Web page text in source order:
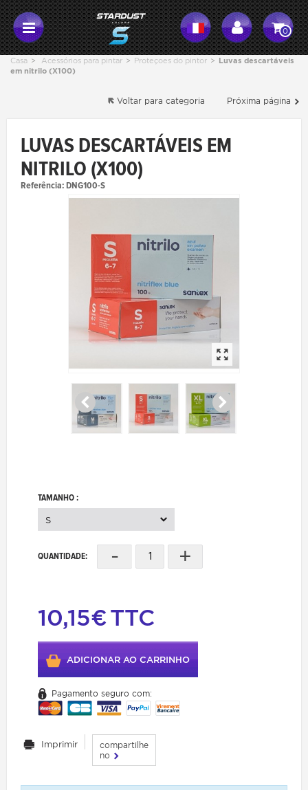
0
Casa > Acessórios para pintar > Proteçoes do pintor > Luvas descartáveis
em nitrilo (X100)
Próxima página
Voltar para categoria
LUVAS DESCARTÁVEIS EM
NITRILO (X100)
Referência:DNG100-S
TAMANHO :
S
QUANTIDADE: - +
10,15€TTC
ADICIONAR AO CARRINHO
Pagamento seguro com:
Imprimir
compartilhe
no